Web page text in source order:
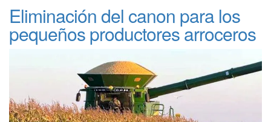
Eliminación del canon para los
pequeños productores arroceros